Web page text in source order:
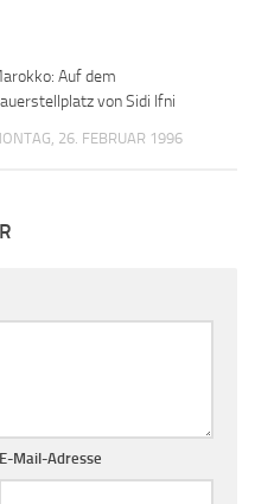
Auf dem
von Sidi Ifni
26. FEBRUAR 1996
E-Mail-Adresse